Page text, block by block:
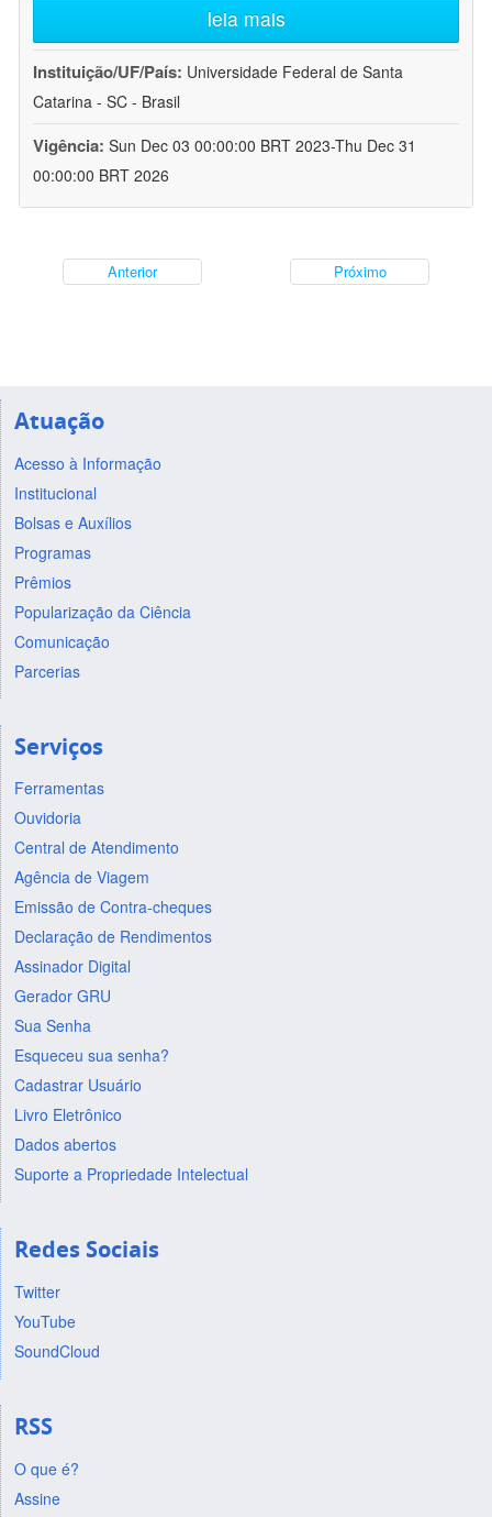
leia mais
Instituição/UF/País: Universidade Federal de Santa
Catarina - SC - Brasil
Vigência: Sun Dec 03 00:00:00 BRT 2023-Thu Dec 31
00:00:00 BRT 2026
Anterior Próximo
Atuação
Acesso à Informação
Institucional
Bolsas e Auxílios
Programas
Prêmios
Popularização da Ciência
Comunicação
Parcerias
Serviços
Ferramentas
Ouvidoria
Central de Atendimento
Agência de Viagem
Emissão de Contra-cheques
Declaração de Rendimentos
Assinador Digital
Gerador GRU
Sua Senha
Esqueceu sua senha?
Cadastrar Usuário
Livro Eletrônico
Dados abertos
Suporte a Propriedade Intelectual
Redes Sociais
Twitter
YouTube
SoundCloud
RSS
O que é?
Assine